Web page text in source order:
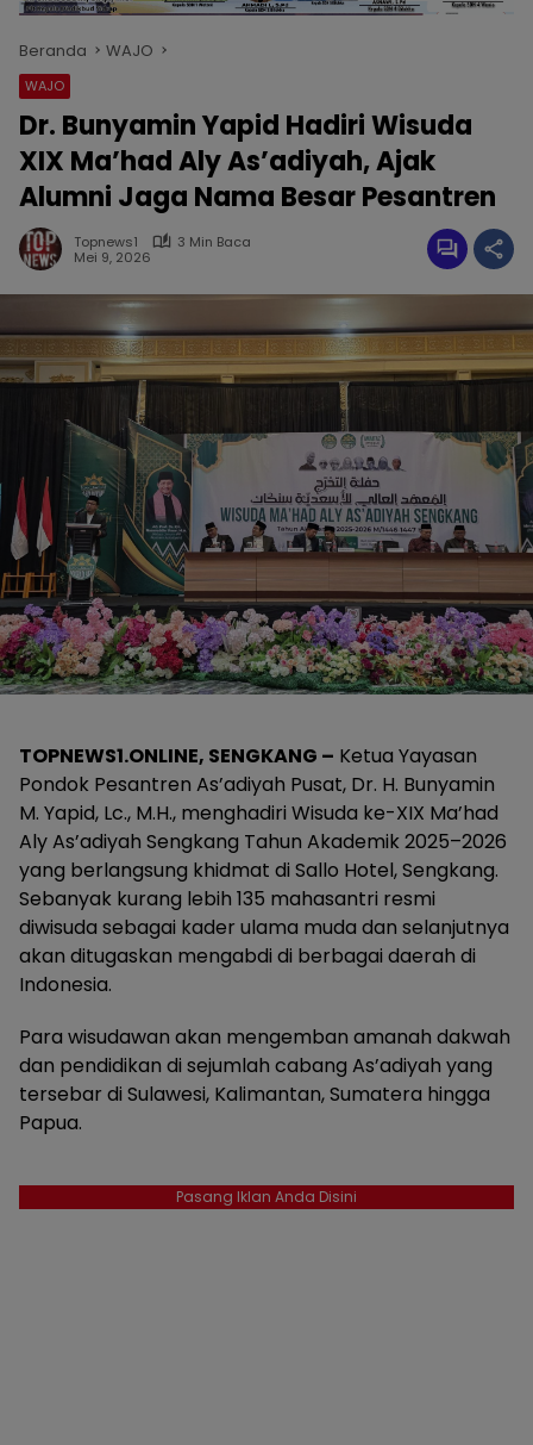
Beranda WAJO
WAJO
Dr. Bunyamin Yapid Hadiri Wisuda
XIX Ma’had Aly As’adiyah, Ajak
Alumni Jaga Nama Besar Pesantren
Topnews1
3 Min Baca
Mei 9, 2026
TOPNEWS1.ONLINE, SENGKANG – Ketua Yayasan
Pondok Pesantren As’adiyah Pusat, Dr. H. Bunyamin
M. Yapid, Lc., M.H., menghadiri Wisuda ke-XIX Ma’had
Aly As’adiyah Sengkang Tahun Akademik 2025–2026
yang berlangsung khidmat di Sallo Hotel, Sengkang.
Sebanyak kurang lebih 135 mahasantri resmi
diwisuda sebagai kader ulama muda dan selanjutnya
akan ditugaskan mengabdi di berbagai daerah di
Indonesia.
Para wisudawan akan mengemban amanah dakwah
dan pendidikan di sejumlah cabang As’adiyah yang
tersebar di Sulawesi, Kalimantan, Sumatera hingga
Papua.
Pasang Iklan Anda Disini